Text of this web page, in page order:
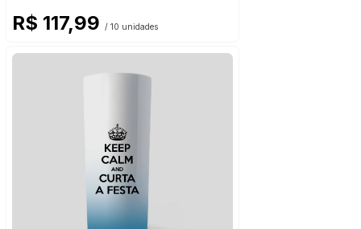
R$ 117,99 / 10 unidades